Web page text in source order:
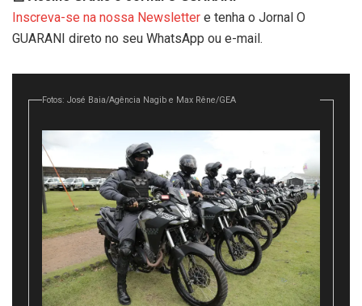
Inscreva-se na nossa Newsletter e tenha o Jornal O
GUARANI direto no seu WhatsApp ou e-mail.
Fotos: José Baia/Agência Nagib e Max Rêne/GEA